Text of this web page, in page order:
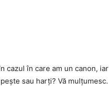
cazul în care am un canon, iar
sau harţi? Vă mulţumesc.